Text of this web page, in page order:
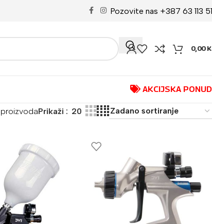
Pozovite nas +387 63 113
0,00
AKCIJSKA
proizvodaPrikaži 20